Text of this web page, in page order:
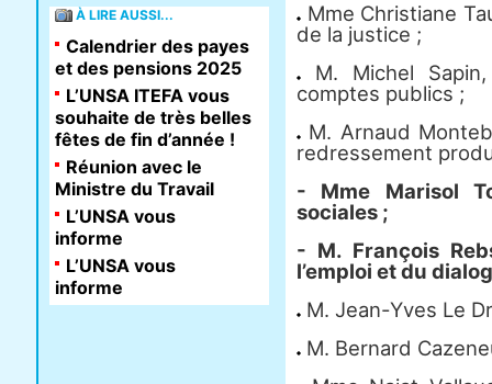
Mme Christiane
de la justice ;
M. Michel
comptes publics ;
M. Arnaud
redressement
- Mme Marisol
sociales ;
- M. François
l’emploi et du
M. Jean-Yves Le
M. Bernard
À LIRE AUSSI...
Calendrier des payes
et des pensions 2025
L’UNSA ITEFA vous
souhaite de très belles
fêtes de fin d’année !
Réunion avec le
Ministre du Travail
L’UNSA vous
informe
L’UNSA vous
informe